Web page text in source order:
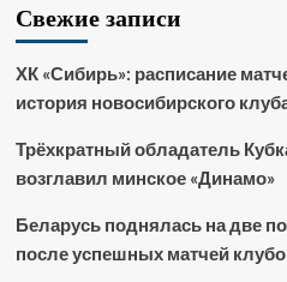
Свежие записи
ХК «Сибирь»: расписание
история новосибирского
Трёхкратный обладатель
возглавил минское «Динамо»
Беларусь поднялась на две
после успешных матчей